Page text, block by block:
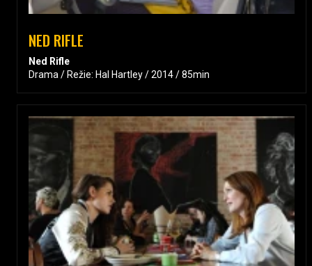
NED RIFLE
Ned Rifle
Drama / Režie: Hal Hartley / 2014 / 85min